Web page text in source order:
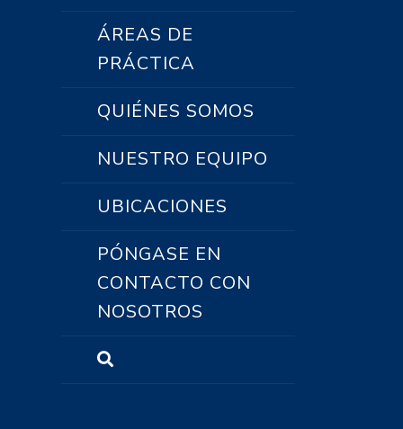
ÁREAS DE
PRÁCTICA
QUIÉNES SOMOS
NUESTRO EQUIPO
UBICACIONES
PÓNGASE EN
CONTACTO CON
NOSOTROS